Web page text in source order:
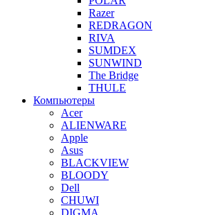
Razer
REDRAGON
RIVA
SUMDEX
SUNWIND
The Bridge
THULE
Компьютеры
Acer
ALIENWARE
Apple
Asus
BLACKVIEW
BLOODY
Dell
CHUWI